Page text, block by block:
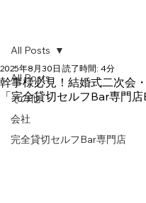
All Posts
その他
会社
完全貸切セルフBar専門店
All Posts
幹事様必見！結婚式二次会
「完全貸切セルフBar専門店
2025年8月30日 読了時間: 4分